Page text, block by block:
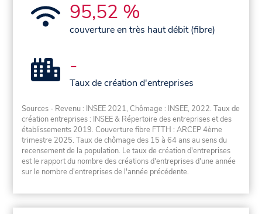
95,52 %
couverture en très haut débit (fibre)
-
Taux de création d'entreprises
Sources - Revenu : INSEE 2021, Chômage : INSEE, 2022. Taux de
création entreprises : INSEE & Répertoire des entreprises et des
établissements 2019. Couverture fibre FTTH : ARCEP 4ème
trimestre 2025. Taux de chômage des 15 à 64 ans au sens du
recensement de la population. Le taux de création d'entreprises
est le rapport du nombre des créations d'entreprises d'une année
sur le nombre d'entreprises de l'année précédente.